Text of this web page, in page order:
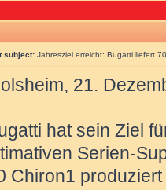
subject: Jahresziel erreicht: Bugatti liefert
21.
hat sein Ziel
Serien-
Chiron1